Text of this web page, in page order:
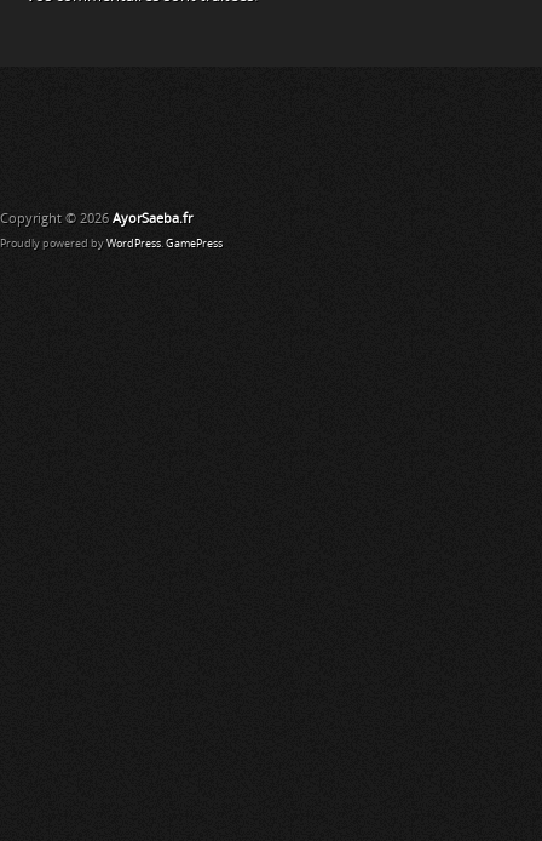
Copyright © 2026 AyorSaeba.fr
Proudly powered by WordPress. GamePress